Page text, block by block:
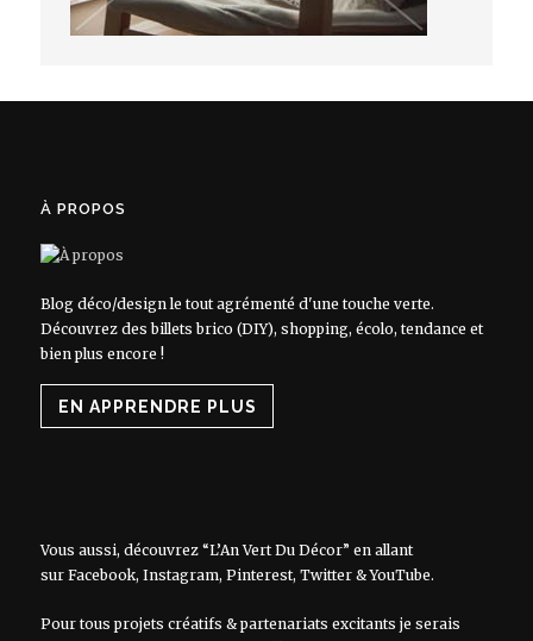
À PROPOS
Blog déco/design le tout agrémenté d'une touche verte.
Découvrez des billets brico (DIY), shopping, écolo, tendance et
bien plus encore !
EN APPRENDRE PLUS
Vous aussi, découvrez “L’An Vert Du Décor” en allant
sur Facebook, Instagram, Pinterest, Twitter&YouTube.
Pour tous projets créatifs & partenariats excitants je serais